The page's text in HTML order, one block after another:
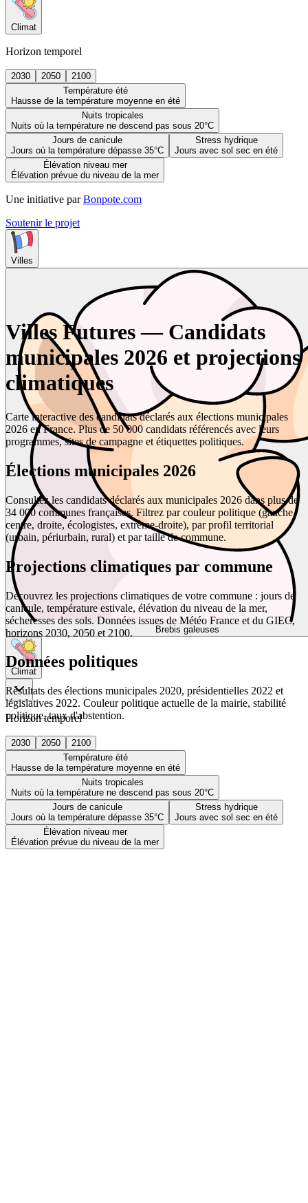
Climat
Horizon temporel
2030 2050
2100
Température été
Hausse de la température moyenne en été
Nuits tropicales
Nuits où la température ne descend pas sous 20°C
Jours de canicule
Jours où la température dépasse 35°C
Stress hydrique
Jours avec sol sec en été
Élévation niveau mer
Élévation prévue du niveau de la mer
Une initiative par Bonpote.com
Soutenir le projet
Villes
Brebis galeuses
Climat
Horizon temporel
2030 2050
2100
Température été
Hausse de la température moyenne en été
Nuits tropicales
Nuits où la température ne descend pas sous 20°C
Jours de canicule
Jours où la température dépasse 35°C
Stress hydrique
Jours avec sol sec en été
Élévation niveau mer
Élévation prévue du niveau de la mer
Villes Futures — Candidats
municipales 2026 et projections
climatiques
Carte interactive des candidats déclarés aux élections municipales
2026 en France. Plus de 50 000 candidats référencés avec leurs
programmes, sites de campagne et étiquettes politiques.
Élections municipales 2026
Consultez les candidats déclarés aux municipales 2026 dans plus de
34 000 communes françaises. Filtrez par couleur politique (gauche,
centre, droite, écologistes, extrême-droite), par profil territorial
(urbain, périurbain, rural) et par taille de commune.
Projections climatiques par commune
Découvrez les projections climatiques de votre commune : jours de
canicule, température estivale, élévation du niveau de la mer,
sécheresses des sols. Données issues de Météo France et du GIEC,
horizons 2030, 2050 et 2100.
Données politiques
Résultats des élections municipales 2020, présidentielles 2022 et
législatives 2022. Couleur politique actuelle de la mairie, stabilité
politique, taux d'abstention.